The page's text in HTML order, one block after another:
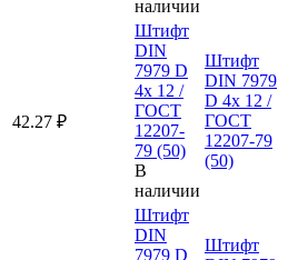
наличии
42.27 ₽
Штифт
DIN
7979 D
4x 12 /
ГОСТ
12207-
79 (50)
В
наличии
Штифт
DIN 7979
D 4x 12 /
ГОСТ
12207-79
(50)
Штифт
DIN
7979 D
Штифт